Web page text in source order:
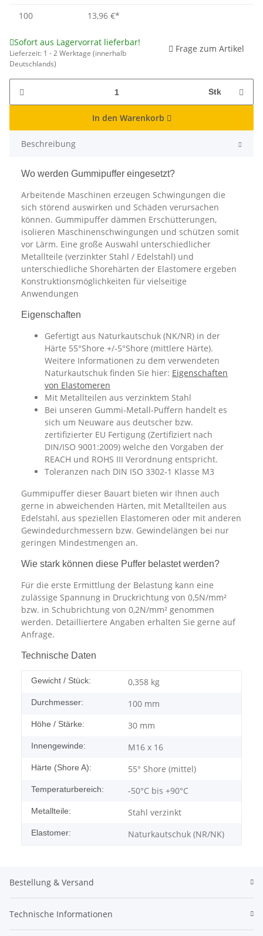
100
13,96 €*
Sofort aus Lagervorrat lieferbar!
Lieferzeit: 1 - 2 Werktage (innerhalb
Deutschlands)
Frage zum Artikel
Stk
In den Warenkorb
Beschreibung
Wo werden Gummipuffer eingesetzt?
Arbeitende Maschinen erzeugen Schwingungen die
sich störend auswirken und Schäden verursachen
können. Gummipuffer dämmen Erschütterungen,
isolieren Maschinenschwingungen und schützen somit
vor Lärm. Eine große Auswahl unterschiedlicher
Metallteile (verzinkter Stahl / Edelstahl) und
unterschiedliche Shorehärten der Elastomere ergeben
Konstruktionsmöglichkeiten für vielseitige
Anwendungen
Eigenschaften
Gefertigt aus Naturkautschuk (NK/NR) in der
Härte 55°Shore +/-5°Shore (mittlere Härte).
Weitere Informationen zu dem verwendeten
Naturkautschuk finden Sie hier: Eigenschaften
von Elastomeren
Mit Metallteilen aus verzinktem Stahl
Bei unseren Gummi-Metall-Puffern handelt es
sich um Neuware aus deutscher bzw.
zertifizierter EU Fertigung (Zertifiziert nach
DIN/ISO 9001:2009) welche den Vorgaben der
REACH und ROHS III Verordnung entspricht.
Toleranzen nach DIN ISO 3302-1 Klasse M3
Gummipuffer dieser Bauart bieten wir Ihnen auch
gerne in abweichenden Härten, mit Metallteilen aus
Edelstahl, aus speziellen Elastomeren oder mit anderen
Gewindedurchmessern bzw. Gewindelängen bei nur
geringen Mindestmengen an.
Wie stark können diese Puffer belastet werden?
Für die erste Ermittlung der Belastung kann eine
zulässige Spannung in Druckrichtung von 0,5N/mm²
bzw. in Schubrichtung von 0,2N/mm² genommen
werden. Detailliertere Angaben erhalten Sie gerne auf
Anfrage.
Technische Daten
Gewicht / Stück: 0,358 kg
Durchmesser: 100 mm
Höhe / Stärke: 30 mm
Innengewinde: M16 x 16
Härte (Shore A): 55° Shore (mittel)
Temperaturbereich: -50°C bis +90°C
Metallteile: Stahl verzinkt
Elastomer: Naturkautschuk (NR/NK)
Bestellung & Versand
Technische Informationen